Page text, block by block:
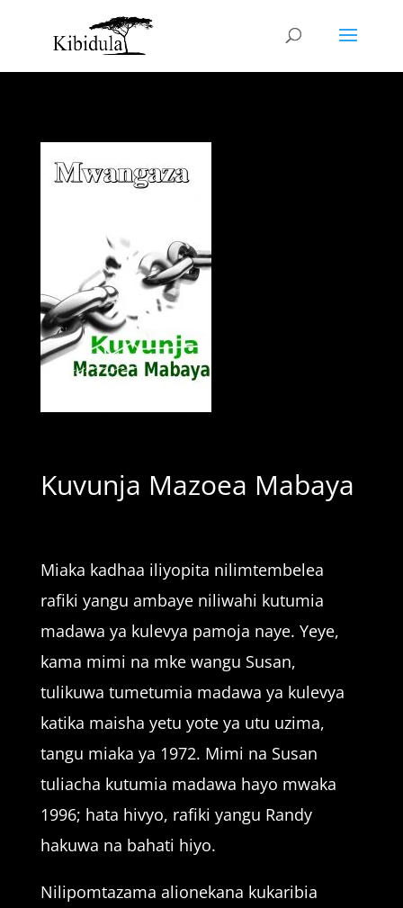
Kuvunja Mazoea Mabaya
Miaka kadhaa iliyopita nilimtembelea
rafiki yangu ambaye niliwahi kutumia
madawa ya kulevya pamoja naye. Yeye,
kama mimi na mke wangu Susan,
tulikuwa tumetumia madawa ya kulevya
katika maisha yetu yote ya utu uzima,
tangu miaka ya 1972. Mimi na Susan
tuliacha kutumia madawa hayo mwaka
1996; hata hivyo, rafiki yangu Randy
hakuwa na bahati hiyo.
Nilipomtazama alionekana kukaribia